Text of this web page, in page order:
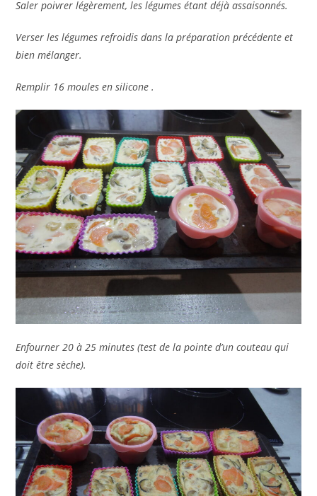
Saler poivrer légèrement, les légumes étant déjà assaisonnés.
Verser les légumes refroidis dans la préparation précédente et
bien mélanger.
Remplir 16 moules en silicone .
Enfourner 20 à 25 minutes (test de la pointe d’un couteau qui
doit être sèche).